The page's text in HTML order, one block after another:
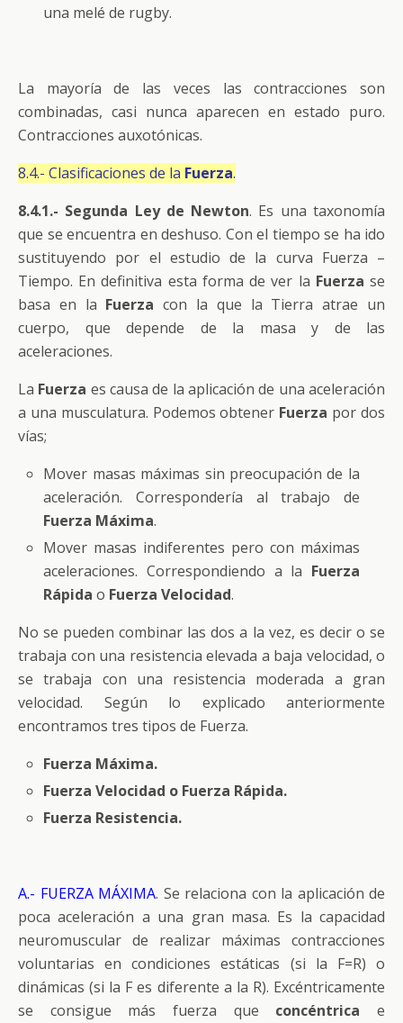
una melé de rugby.
La mayoría de las veces las contracciones son
combinadas, casi nunca aparecen en estado puro.
Contracciones auxotónicas.
8.4.- Clasificaciones de la Fuerza.
8.4.1.- Segunda Ley de Newton. Es una taxonomía
que se encuentra en deshuso. Con el tiempo se ha ido
sustituyendo por el estudio de la curva Fuerza –
Tiempo. En definitiva esta forma de ver la Fuerza se
basa en la Fuerza con la que la Tierra atrae un
cuerpo, que depende de la masa y de las
aceleraciones.
La Fuerza es causa de la aplicación de una aceleración
a una musculatura. Podemos obtener Fuerza por dos
vías;
Mover masas máximas sin preocupación de la
aceleración. Correspondería al trabajo de
Fuerza Máxima.
Mover masas indiferentes pero con máximas
aceleraciones. Correspondiendo a la Fuerza
Rápida o Fuerza Velocidad.
No se pueden combinar las dos a la vez, es decir o se
trabaja con una resistencia elevada a baja velocidad, o
se trabaja con una resistencia moderada a gran
velocidad. Según lo explicado anteriormente
encontramos tres tipos de Fuerza.
Fuerza Máxima.
Fuerza Velocidad o Fuerza Rápida.
Fuerza Resistencia.
A.- FUERZA MÁXIMA. Se relaciona con la aplicación de
poca aceleración a una gran masa. Es la capacidad
neuromuscular de realizar máximas contracciones
voluntarias en condiciones estáticas (si la F=R) o
dinámicas (si la F es diferente a la R). Excéntricamente
se consigue más fuerza que concéntrica e